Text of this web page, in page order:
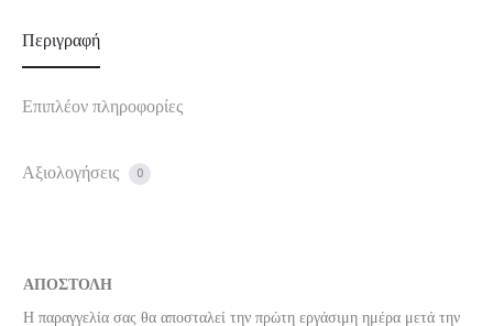
Περιγραφή
Επιπλέον πληροφορίες
Αξιολογήσεις 0
ΑΠΟΣΤΟΛΗ
Η παραγγελία σας θα αποσταλεί την πρώτη εργάσιμη ημέρα μετά την